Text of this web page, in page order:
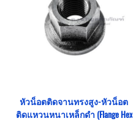
หัวน็อตติดจานทรงสูง-หัวน็อต
ติดแหวนหนาเหล็กดำ (Flange Hex